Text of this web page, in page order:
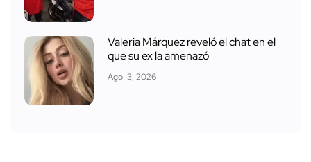
Valeria Márquez reveló el chat en el
que su ex la amenazó
Ago. 3, 2026